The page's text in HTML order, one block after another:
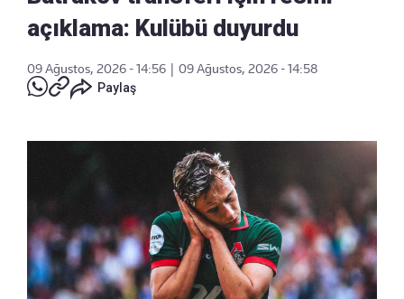
açıklama: Kulübü duyurdu
09 Ağustos, 2026 - 14:56
09 Ağustos, 2026 - 14:58
Paylaş